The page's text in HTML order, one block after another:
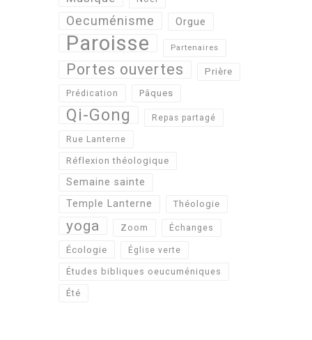
Oecuménisme Orgue
Paroisse Partenaires
Portes ouvertes Prière
Prédication Pâques
Qi-Gong Repas partagé
Rue Lanterne
Réflexion théologique
Semaine sainte
Temple Lanterne
Théologie
yoga Zoom Échanges
Écologie Église verte
Études bibliques oeucuméniques
Été